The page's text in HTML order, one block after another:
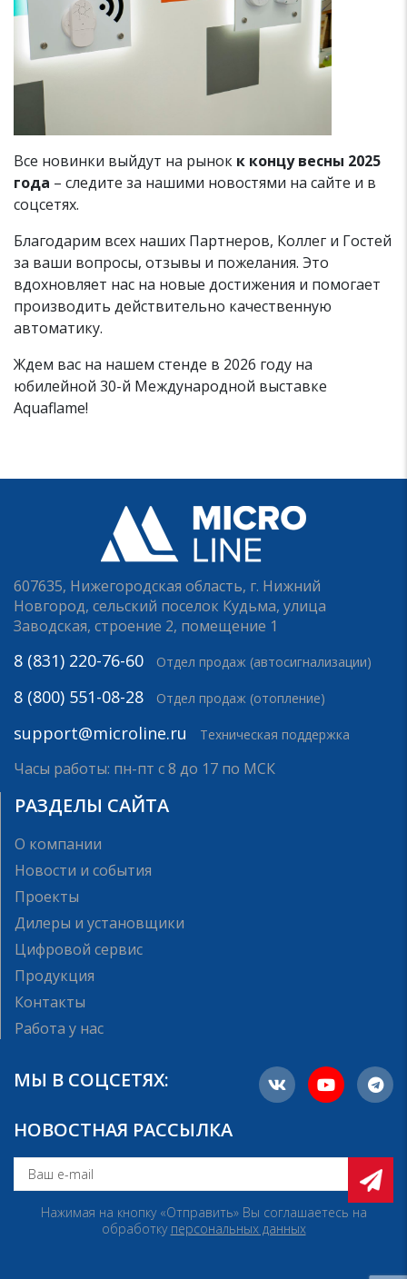
Все новинки выйдут на рынок к концу весны 2025
года – следите за нашими новостями на сайте и в
соцсетях.
Благодарим всех наших Партнеров, Коллег и Гостей
за ваши вопросы, отзывы и пожелания. Это
вдохновляет нас на новые достижения и помогает
производить действительно качественную
автоматику.
Ждем вас на нашем стенде в 2026 году на
юбилейной 30-й Международной выставке
Aquaflame!
607635, Нижегородская область, г. Нижний
Новгород, сельский поселок Кудьма, улица
Заводская, строение 2, помещение 1
8 (831) 220-76-60 Отдел продаж (автосигнализации)
8 (800) 551-08-28 Отдел продаж (отопление)
support@microline.ru Техническая поддержка
Часы работы: пн-пт с 8 до 17 по МСК
РАЗДЕЛЫ САЙТА
О компании
Новости и события
Проекты
Дилеры и установщики
Цифровой сервис
Продукция
Контакты
Работа у нас
МЫ В СОЦСЕТЯХ:
НОВОСТНАЯ РАССЫЛКА
Нажимая на кнопку «Отправить» Вы соглашаетесь на
обработку персональных данных